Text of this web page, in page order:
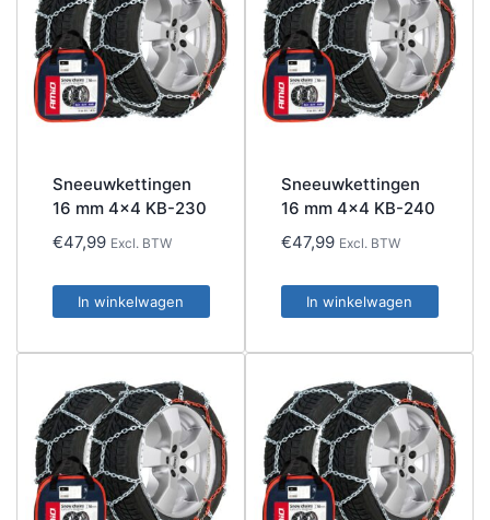
Sneeuwkettingen
16 mm 4×4 KB-230
€47,99 Excl. BTW
In winkelwagen
Sneeuwkettingen
16 mm 4×4 KB-240
€47,99 Excl. BTW
In winkelwagen